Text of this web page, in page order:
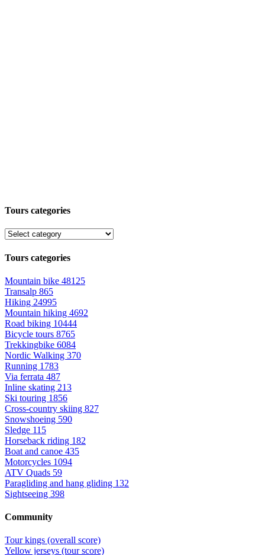
Tours categories
Tours categories
Mountain bike 48125
Transalp 865
Hiking 24995
Mountain hiking 4692
Road biking 10444
Bicycle tours 8765
Trekkingbike 6084
Nordic Walking 370
Running 1783
Via ferrata 487
Inline skating 213
Ski touring 1856
Cross-country skiing 827
Snowshoeing 590
Sledge 115
Horseback riding 182
Boat and canoe 435
Motorcycles 1094
ATV Quads 59
Paragliding and hang gliding 132
Sightseeing 398
Community
Tour kings (overall score)
Yellow jerseys (tour score)